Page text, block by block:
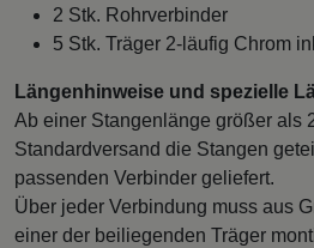
2 Stk. Rohrverbinder
5 Stk. Träger 2-läufig Chrom
Längenhinweise und spezielle
Ab einer Stangenlänge größer als
Standardversand die Stangen
passenden Verbinder geliefert.
Über jeder Verbindung muss aus
einer der beiliegenden Träger